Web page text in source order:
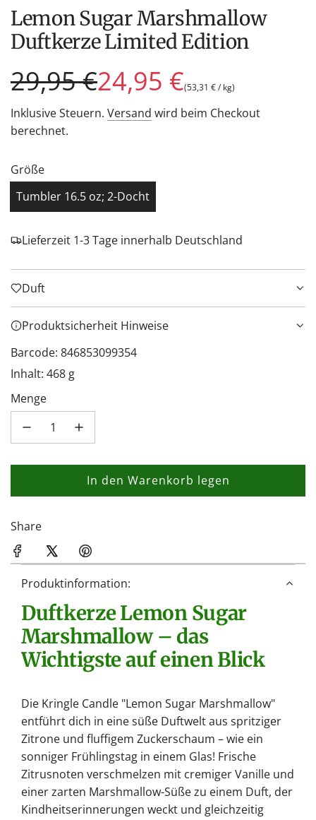
Lemon Sugar Marshmallow
Duftkerze Limited Edition
Sonderpreis
29,95 €
Regulärer
Preis
24,95 €(53,31 €/ kg)
Inklusive Steuern. Versand wird beim Checkout
berechnet.
Größe
Tumbler 16.5 oz; 2-Docht
Lieferzeit 1-3 Tage innerhalb Deutschland
Duft
Produktsicherheit Hinweise
Barcode: 846853099354
Inhalt: 468 g
Menge
In den Warenkorb legen
L
.
Share
Produktinformation:
Duftkerze Lemon Sugar
Marshmallow – das
Wichtigste auf einen Blick
Die Kringle Candle "Lemon Sugar Marshmallow"
entführt dich in eine süße Duftwelt aus spritziger
Zitrone und fluffigem Zuckerschaum – wie ein
sonniger Frühlingstag in einem Glas! Frische
Zitrusnoten verschmelzen mit cremiger Vanille und
einer zarten Marshmallow-Süße zu einem Duft, der
Kindheitserinnerungen weckt und gleichzeitig